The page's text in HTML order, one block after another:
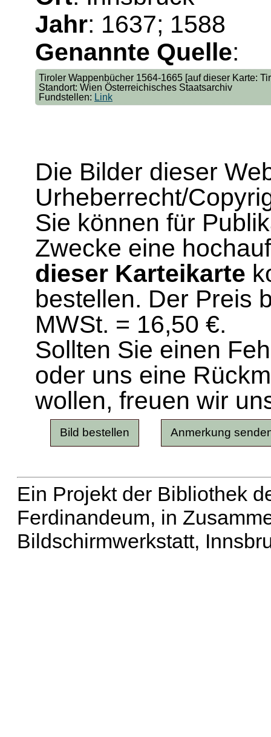
Jahr: 1637; 1588
Genannte Quelle:
Tiroler Wappenbücher 1564-1665 [auf dieser Karte:
Standort: Wien Österreichisches Staatsarchiv
Fundstellen: Link
Die Bilder dieser
Urheberrecht/
Sie können für
Zwecke eine
dieser Karteikarte
bestellen. Der Preis
MWSt. = 16,50 €.
Sollten Sie einen
oder uns eine
wollen, freuen wir
Ein Projekt der Bibliothek
Ferdinandeum, in
Bildschirmwerkstatt,